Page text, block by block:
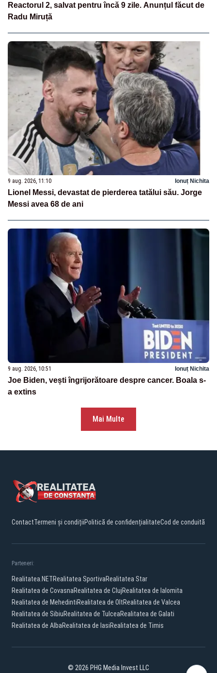
Reactorul 2, salvat pentru încă 9 zile. Anunțul făcut de
Radu Miruță
9 aug. 2026, 11:10 Ionuț Nichita
Lionel Messi, devastat de pierderea tatălui său. Jorge
Messi avea 68 de ani
9 aug. 2026, 10:51 Ionuț Nichita
Joe Biden, vești îngrijorătoare despre cancer. Boala s-
a extins
Mai Multe
ContactTermeni și condițiiPolitică de confidențialitateCod de conduită
Parteneri:
Realitatea.NETRealitatea SportivaRealitatea Star
Realitatea de CovasnaRealitatea de ClujRealitatea de Ialomita
Realitatea de MehedintiRealitatea de OltRealitatea de Valcea
Realitatea de SibiuRealitatea de TulceaRealitatea de Galati
Realitatea de AlbaRealitatea de IasiRealitatea de Timis
© 2026 PHG Media Invest LLC